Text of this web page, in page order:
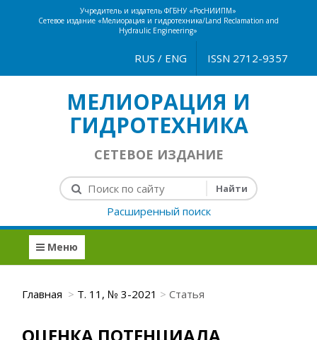
Учредитель и издатель ФГБНУ «РосНИИПМ»
Сетевое издание «Мелиорация и гидротехника/Land Reclamation and
Hydraulic Engineering»
ISSN 2712-9357
RUS / ENG
МЕЛИОРАЦИЯ И
ГИДРОТЕХНИКА
СЕТЕВОЕ ИЗДАНИЕ
Расширенный поиск
Меню
Главная Т. 11, № 3-2021 Статья